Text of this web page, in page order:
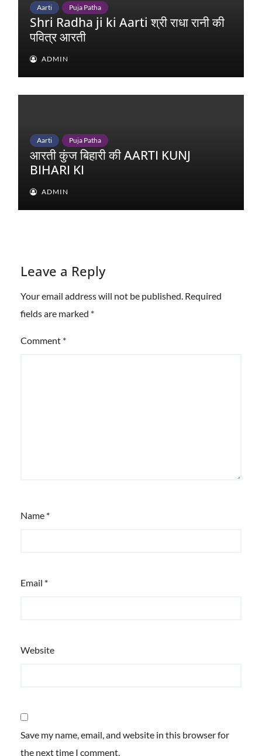
Aarti Puja Patha
Shri Radha ji ki Aarti श्री राधा रानी की
पवित्र आरती
ADMIN
Aarti Puja Patha
आरती कुंज बिहारी की AARTI KUNJ
BIHARI KI
ADMIN
Leave a Reply
Your email address will not be published. Required
fields are marked *
Comment *
Name *
Email *
Website
Save my name, email, and website in this browser for
the next time I comment.